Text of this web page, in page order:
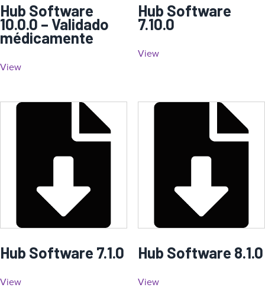
Hub Software
10.0.0 – Validado
médicamente
View
Hub Software
7.10.0
View
Hub Software 7.1.0
View
Hub Software 8.1.0
View